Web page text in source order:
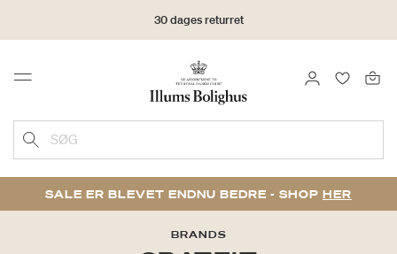
30 dages returret
Menu LOG IND
SØG
SALE ER BLEVET ENDNU BEDRE - SHOP HER
BRANDS